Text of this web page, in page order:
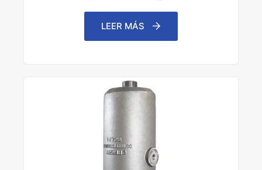
LEER MÁS